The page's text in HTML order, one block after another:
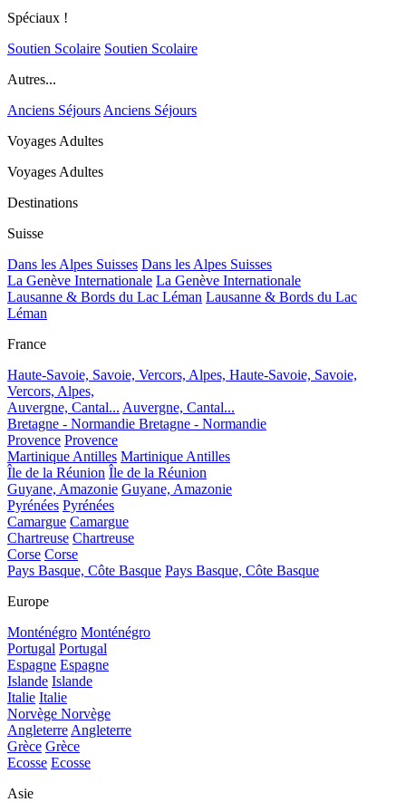
Spéciaux !
Soutien Scolaire Soutien Scolaire
Autres...
Anciens Séjours Anciens Séjours
Voyages Adultes
Voyages Adultes
Destinations
Suisse
Dans les Alpes Suisses Dans les Alpes Suisses
La Genève Internationale La Genève Internationale
Lausanne & Bords du Lac Léman Lausanne & Bords du Lac
Léman
France
Haute-Savoie, Savoie, Vercors, Alpes, Haute-Savoie, Savoie,
Vercors, Alpes,
Auvergne, Cantal... Auvergne, Cantal...
Bretagne - Normandie Bretagne - Normandie
Provence Provence
Martinique Antilles Martinique Antilles
Île de la Réunion Île de la Réunion
Guyane, Amazonie Guyane, Amazonie
Pyrénées Pyrénées
Camargue Camargue
Chartreuse Chartreuse
Corse Corse
Pays Basque, Côte Basque Pays Basque, Côte Basque
Europe
Monténégro Monténégro
Portugal Portugal
Espagne Espagne
Islande Islande
Italie Italie
Norvège Norvège
Angleterre Angleterre
Grèce Grèce
Ecosse Ecosse
Asie